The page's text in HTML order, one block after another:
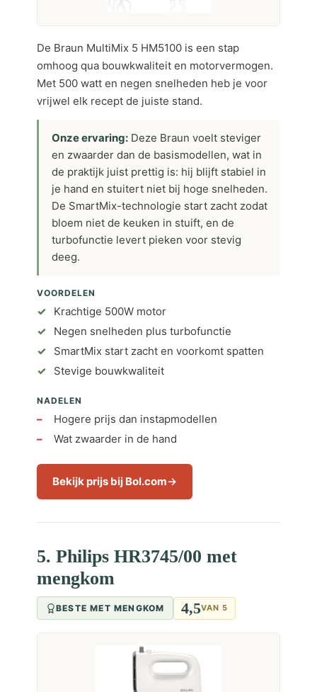
De Braun MultiMix 5 HM5100 is een stap
omhoog qua bouwkwaliteit en motorvermogen.
Met 500 watt en negen snelheden heb je voor
vrijwel elk recept de juiste stand.
Onze ervaring: Deze Braun voelt steviger
en zwaarder dan de basismodellen, wat in
de praktijk juist prettig is: hij blijft stabiel in
je hand en stuitert niet bij hoge snelheden.
De SmartMix-technologie start zacht zodat
bloem niet de keuken in stuift, en de
turbofunctie levert pieken voor stevig
deeg.
VOORDELEN
Krachtige 500W motor
Negen snelheden plus turbofunctie
SmartMix start zacht en voorkomt spatten
Stevige bouwkwaliteit
NADELEN
Hogere prijs dan instapmodellen
Wat zwaarder in de hand
Bekijk prijs bij Bol.com
5. Philips HR3745/00 met
mengkom
BESTE MET MENGKOM 4,5VAN 5